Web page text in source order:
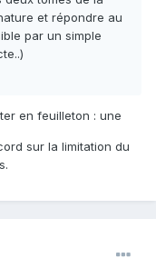
et répondre au
par un simple
en feuilleton : une
sur la limitation du